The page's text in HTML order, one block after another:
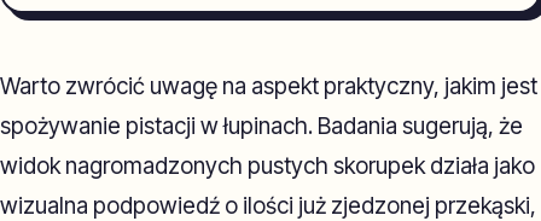
Warto zwrócić uwagę na aspekt praktyczny, jakim jest
spożywanie pistacji w łupinach. Badania sugerują, że
widok nagromadzonych pustych skorupek działa jako
wizualna podpowiedź o ilości już zjedzonej przekąski,